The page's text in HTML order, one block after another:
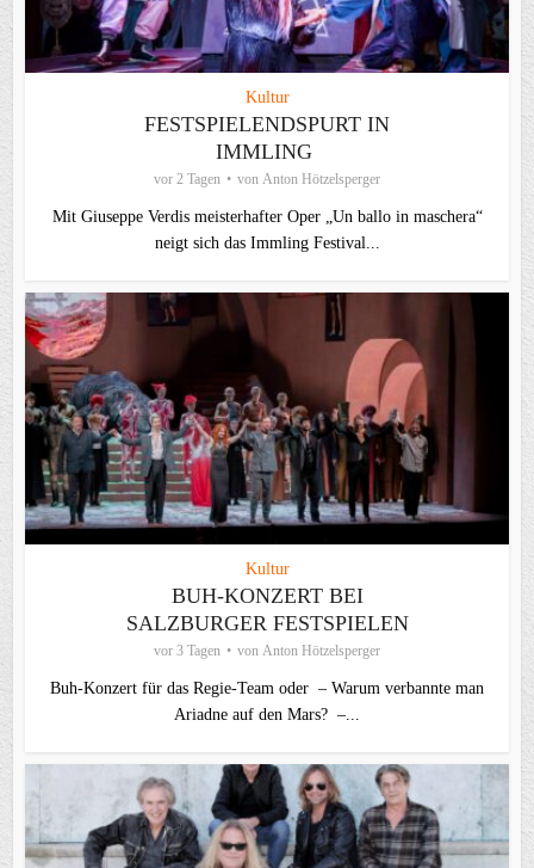
Kultur
FESTSPIELENDSPURT IN
IMMLING
vor 2 Tagen von Anton Hötzelsperger
Mit Giuseppe Verdis meisterhafter Oper „Un ballo in maschera“
neigt sich das Immling Festival...
Kultur
BUH-KONZERT BEI
SALZBURGER FESTSPIELEN
vor 3 Tagen von Anton Hötzelsperger
Buh-Konzert für das Regie-Team oder – Warum verbannte man
Ariadne auf den Mars? –...